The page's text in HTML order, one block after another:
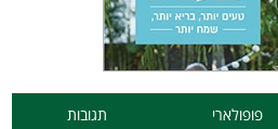
פופולארי תגובות